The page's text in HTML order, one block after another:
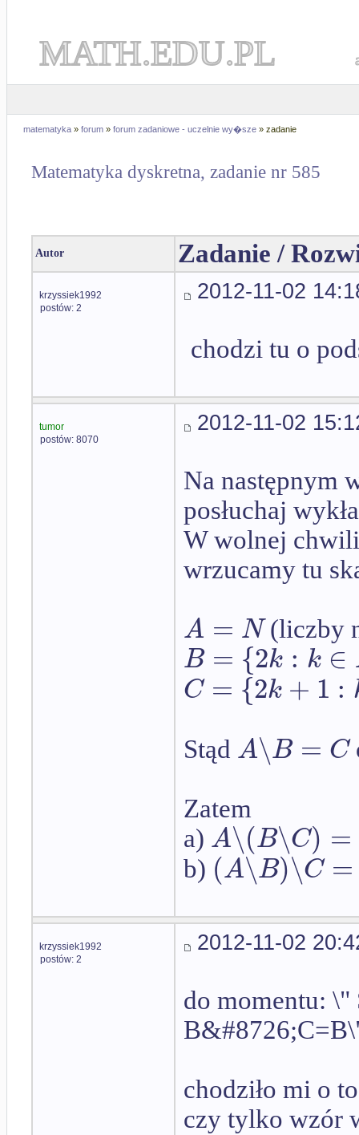
MATH.EDU.PL
matematyka » forum » forum zadaniowe - uczelnie wy�sze » zadanie
Matematyka dyskretna, zadanie nr 585
Autor Zadanie /
krzyssiek1992
postów: 2
2012-11-02
chodzi tu o
tumor
postów: 8070
2012-11-02
Na następnym
posłuchaj
W wolnej
wrzucamy tu
A = N(liczby
B = {2k : k ∈
C = {2k + 1 :
Stąd A∖B = C
Zatem
a) A∖(B∖C) =
b) (A∖B)∖C =
krzyssiek1992
postów: 2
2012-11-02
do momentu:
chodziło mi o
czy tylko wzór